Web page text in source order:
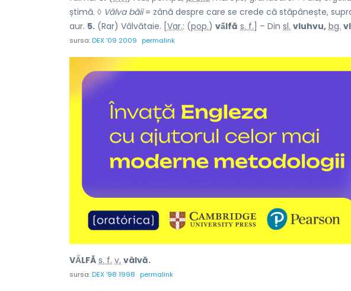
știmă. ◊ Vâlva băii= zână despre care se crede că stăpânește,
aur. 5. (Rar) Vâlvătaie. [ Var.: (pop.) vấlfă s. f. ] – Din sl. vluhvu, bg.
sursa:DEX '09 2009 permalink
VẤLFĂ s. f. v. vâlvă.
sursa:DEX '98 1998 permalink